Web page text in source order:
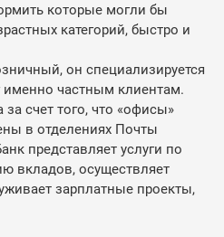
которые могли бы
категорий, быстро и
он специализируется
именно частным клиентам.
счет того, что «офисы»
в отделениях Почты
представляет услуги по
вкладов, осуществляет
зарплатные проекты,